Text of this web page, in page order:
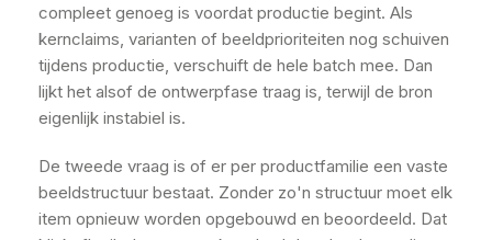
compleet genoeg is voordat productie begint. Als
kernclaims, varianten of beeldprioriteiten nog schuiven
tijdens productie, verschuift de hele batch mee. Dan
lijkt het alsof de ontwerpfase traag is, terwijl de bron
eigenlijk instabiel is.
De tweede vraag is of er per productfamilie een vaste
beeldstructuur bestaat. Zonder zo'n structuur moet elk
item opnieuw worden opgebouwd en beoordeeld. Dat